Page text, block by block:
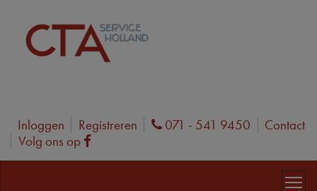
Inloggen Registreren Phone
071 - 541 9450
Contact
Volg ons op
Facebook